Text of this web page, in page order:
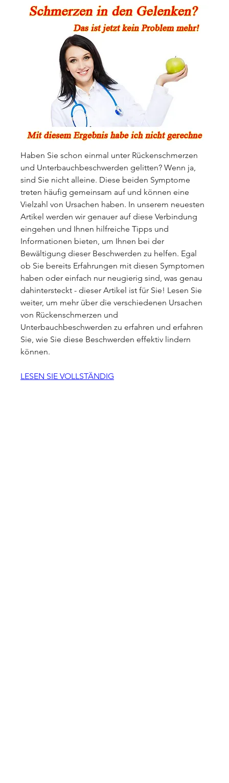
Haben Sie schon einmal unter Rückenschmerzen
und Unterbauchbeschwerden gelitten? Wenn ja,
sind Sie nicht alleine. Diese beiden Symptome
treten häufig gemeinsam auf und können eine
Vielzahl von Ursachen haben. In unserem neuesten
Artikel werden wir genauer auf diese Verbindung
eingehen und Ihnen hilfreiche Tipps und
Informationen bieten, um Ihnen bei der
Bewältigung dieser Beschwerden zu helfen. Egal
ob Sie bereits Erfahrungen mit diesen Symptomen
haben oder einfach nur neugierig sind, was genau
dahintersteckt - dieser Artikel ist für Sie! Lesen Sie
weiter, um mehr über die verschiedenen Ursachen
von Rückenschmerzen und
Unterbauchbeschwerden zu erfahren und erfahren
Sie, wie Sie diese Beschwerden effektiv lindern
können.
LESEN SIE VOLLSTÄNDIG